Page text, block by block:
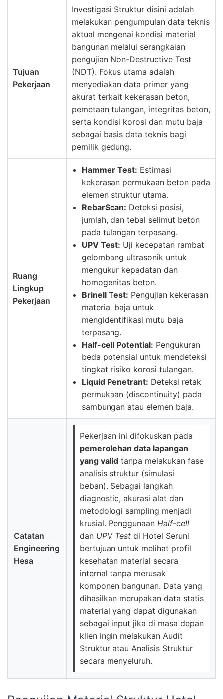
Tujuan
Pekerjaan
Investigasi Struktur disini adalah
melakukan pengumpulan data teknis
aktual mengenai kondisi material
bangunan melalui serangkaian
pengujian Non-Destructive Test
(NDT). Fokus utama adalah
menyediakan data primer yang
akurat terkait kekerasan beton,
pemetaan tulangan, integritas beton,
serta kondisi korosi dan mutu baja
sebagai basis data teknis bagi
pemilik gedung.
Ruang
Lingkup
Pekerjaan
Hammer Test: Estimasi
kekerasan permukaan beton pada
elemen struktur utama.
RebarScan: Deteksi posisi,
jumlah, dan tebal selimut beton
pada tulangan terpasang.
UPV Test: Uji kecepatan rambat
gelombang ultrasonik untuk
mengukur kepadatan dan
homogenitas beton.
Brinell Test: Pengujian kekerasan
material baja untuk
mengidentifikasi mutu baja
terpasang.
Half-cell Potential: Pengukuran
beda potensial untuk mendeteksi
tingkat risiko korosi tulangan.
Liquid Penetrant: Deteksi retak
permukaan (discontinuity) pada
sambungan atau elemen baja.
Catatan
Engineering
Hesa
Pekerjaan ini difokuskan pada
pemerolehan data lapangan
yang valid tanpa melakukan fase
analisis struktur (simulasi
beban). Sebagai langkah
diagnostic, akurasi alat dan
metodologi sampling menjadi
krusial. Penggunaan Half-cell
dan UPV Test di Hotel Seruni
bertujuan untuk melihat profil
kesehatan material secara
internal tanpa merusak
komponen bangunan. Data yang
dihasilkan merupakan data statis
material yang dapat digunakan
sebagai input jika di masa depan
klien ingin melakukan Audit
Struktur atau Analisis Struktur
secara menyeluruh.